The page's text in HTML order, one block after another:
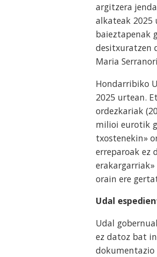
argitzera
alkateak 2025
baieztapenak
desitxuratzen
Maria
Hondarribiko
2025 urtean.
ordezkariak
milioi eurotik
txostenekin»
erreparoak ez
erakargarriak»
orain ere
Udal
Udal
ez datoz bat
dokumentazio